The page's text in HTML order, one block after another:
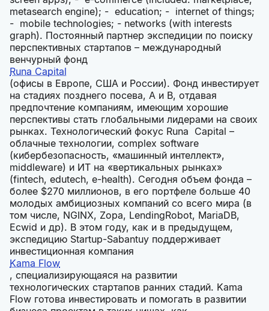
metasearch engine); - education; - internet of things;
- mobile technologies; - networks (with interests
graph). Постоянный партнер экспедиции по поиску
перспективных стартапов – международный
венчурный фонд
Runa Capital
(офисы в Европе, США и России). Фонд инвестирует
на стадиях позднего посева, А и B, отдавая
предпочтение компаниям, имеющим хорошие
перспективы стать глобальными лидерами на своих
рынках. Технологический фокус Runa Capital –
облачные технологии, complex software
(кибербезопасность, «машинный интеллект»,
middleware) и ИТ на «вертикальных рынках»
(fintech, edutech, e-health). Сегодня объем фонда –
более $270 миллионов, в его портфеле больше 40
молодых амбициозных компаний со всего мира (в
том числе, NGINX, Zopa, LendingRobot, MariaDB,
Ecwid и др). В этом году, как и в предыдущем,
экспедицию Startup-Sabantuy поддерживает
инвестиционная компания
Kama Flow
, специализирующаяся на развитии
технологических стартапов ранних стадий. Kama
Flow готова инвестировать и помогать в развитии